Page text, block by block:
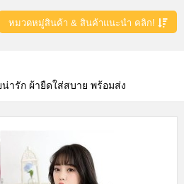
หมวดหมู่สินค้า & สินค้าแนะนำ คลิก!
รัก ผ้ายืดใส่สบาย พร้อมส่ง